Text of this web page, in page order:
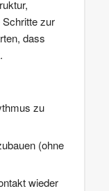
zur
dass
zu
(ohne
wieder